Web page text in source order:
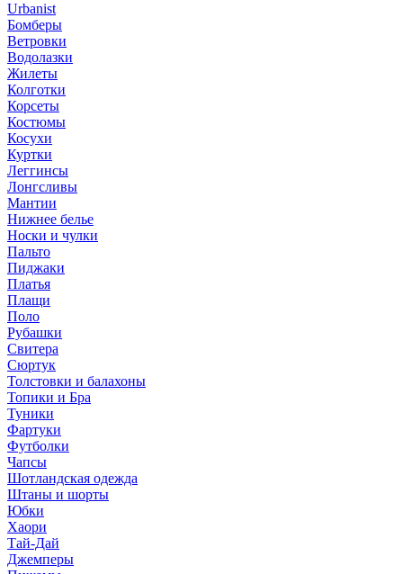
Urbanist
Бомберы
Ветровки
Водолазки
Жилеты
Колготки
Корсеты
Костюмы
Косухи
Куртки
Леггинсы
Лонгсливы
Мантии
Нижнее белье
Носки и чулки
Пальто
Пиджаки
Платья
Плащи
Поло
Рубашки
Свитера
Сюртук
Толстовки и балахоны
Топики и Бра
Туники
Фартуки
Футболки
Чапсы
Шотландская одежда
Штаны и шорты
Юбки
Хаори
Тай-Дай
Джемперы